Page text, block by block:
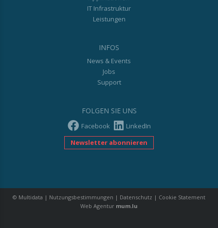
IT Infrastruktur
Leistungen
INFOS
News & Events
Jobs
Support
FOLGEN SIE UNS
Facebook
LinkedIn
Newsletter abonnieren
© Multidata | Nutzungsbestimmungen | Datenschutz | Cookie Statement
Web Agentur mum.lu